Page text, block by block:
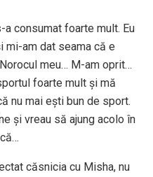
a consumat foarte mult. Eu
mi-am dat seama că e
meu… M-am oprit…
foarte mult și mă
nu mai ești bun de sport.
și vreau să ajung acolo în
căsnicia cu Misha, nu